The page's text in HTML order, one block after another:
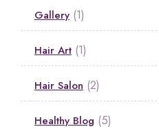
Gallery (1)
Hair Art (1)
Hair Salon (2)
Healthy Blog (5)